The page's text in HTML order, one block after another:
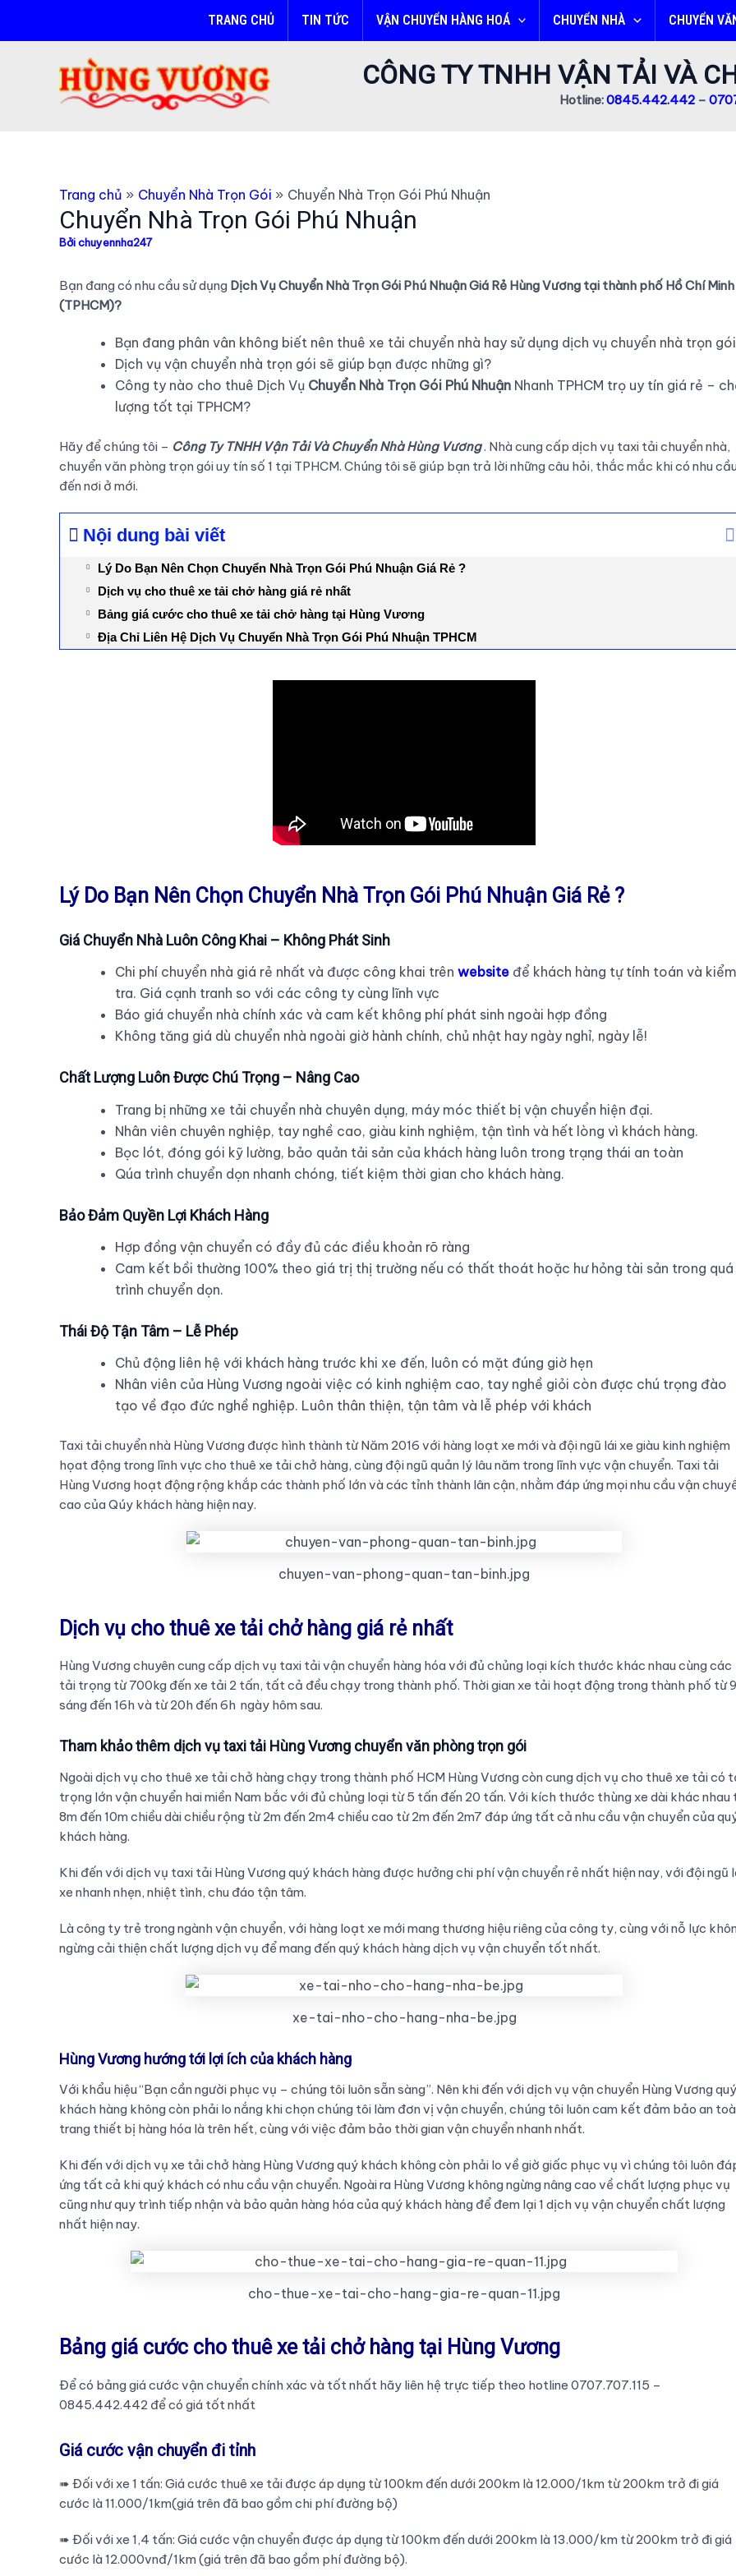
TRANG CHỦ TIN TỨC VẬN CHUYỂN HÀNG HOÁ CHUYỂN NHÀ CHUYỂN
CÔNG TY TNHH VẬN TẢI VÀ
Hotline:0845.442.442–
Trang chủ Chuyển Nhà Trọn Gói Chuyển Nhà Trọn Gói Phú Nhuận
Chuyển Nhà Trọn Gói Phú Nhuận
Bởichuyennha247
Bạn đang có nhu cầu sử dụng Dịch Vụ Chuyển Nhà Trọn Gói Phú Nhuận Giá Rẻ Hùng Vương tại thành phố Hồ Chí Minh
(TPHCM)?
Bạn đang phân vân không biết nên thuê xe tải chuyển nhà hay sử dụng dịch vụ chuyển nhà trọn
Dịch vụ vận chuyển nhà trọn gói sẽ giúp bạn được những gì?
Công ty nào cho thuê Dịch Vụ Chuyển Nhà Trọn Gói Phú Nhuận Nhanh TPHCM trọ uy tín giá rẻ –
lượng tốt tại TPHCM?
Hãy để chúng tôi – Công Ty TNHH Vận Tải Và Chuyển Nhà Hùng Vương. Nhà cung cấp dịch vụ taxi tải chuyển nhà,
chuyển văn phòng trọn gói uy tín số 1 tại TPHCM. Chúng tôi sẽ giúp bạn trả lời những câu hỏi, thắc mắc khi có nhu
đến nơi ở mới.
Nội dung bài viết
Lý Do Bạn Nên Chọn Chuyển Nhà Trọn Gói Phú Nhuận Giá Rẻ ?
Dịch vụ cho thuê xe tải chở hàng giá rẻ nhất
Bảng giá cước cho thuê xe tải chở hàng tại Hùng Vương
Địa Chỉ Liên Hệ Dịch Vụ Chuyển Nhà Trọn Gói Phú Nhuận TPHCM
Lý Do Bạn Nên Chọn Chuyển Nhà Trọn Gói Phú Nhuận Giá Rẻ ?
Giá Chuyển Nhà Luôn Công Khai – Không Phát Sinh
Chi phí chuyển nhà giá rẻ nhất và được công khai trên website để khách hàng tự tính toán và kiểm
tra. Giá cạnh tranh so với các công ty cùng lĩnh vực
Báo giá chuyển nhà chính xác và cam kết không phí phát sinh ngoài hợp đồng
Không tăng giá dù chuyển nhà ngoài giờ hành chính, chủ nhật hay ngày nghỉ, ngày lễ!
Chất Lượng Luôn Được Chú Trọng – Nâng Cao
Trang bị những xe tải chuyển nhà chuyên dụng, máy móc thiết bị vận chuyển hiện đại.
Nhân viên chuyên nghiệp, tay nghề cao, giàu kinh nghiệm, tận tình và hết lòng vì khách hàng.
Bọc lót, đóng gói kỹ lường, bảo quản tải sản của khách hàng luôn trong trạng thái an toàn
Qúa trình chuyển dọn nhanh chóng, tiết kiệm thời gian cho khách hàng.
Bảo Đảm Quyền Lợi Khách Hàng
Hợp đồng vận chuyển có đầy đủ các điều khoản rõ ràng
Cam kết bồi thường 100% theo giá trị thị trường nếu có thất thoát hoặc hư hỏng tài sản trong quá
trình chuyển dọn.
Thái Độ Tận Tâm – Lễ Phép
Chủ động liên hệ với khách hàng trước khi xe đến, luôn có mặt đúng giờ hẹn
Nhân viên của Hùng Vương ngoài việc có kinh nghiệm cao, tay nghề giỏi còn được chú trọng đào
tạo về đạo đức nghề nghiệp. Luôn thân thiện, tận tâm và lễ phép với khách
Taxi tải chuyển nhà Hùng Vương được hình thành từ Năm 2016 với hàng loạt xe mới và đội ngũ lái xe giàu kinh nghiệm
họat động trong lĩnh vực cho thuê xe tải chở hàng, cùng đội ngũ quản lý lâu năm trong lĩnh vực vận chuyển. Taxi tải
Hùng Vương hoạt động rộng khắp các thành phố lớn và các tỉnh thành lân cận, nhằm đáp ứng mọi nhu cầu vận
cao của Qúy khách hàng hiện nay.
chuyen-van-phong-quan-tan-binh.jpg
Dịch vụ cho thuê xe tải chở hàng giá rẻ nhất
Hùng Vương chuyên cung cấp dịch vụ taxi tải vận chuyển hàng hóa với đủ chủng loại kích thước khác nhau cùng các
tải trọng từ 700kg đến xe tải 2 tấn, tất cả đều chạy trong thành phố. Thời gian xe tải hoạt động trong thành phố từ
sáng đến 16h và từ 20h đến 6h ngày hôm sau.
Tham khảo thêm dịch vụ taxi tải Hùng Vương chuyển văn phòng trọn gói
Ngoài dịch vụ cho thuê xe tải chở hàng chạy trong thành phố HCM Hùng Vương còn cung dịch vụ cho thuê xe tải có
trọng lớn vận chuyển hai miền Nam bắc với đủ chủng loại từ 5 tấn đến 20 tấn. Với kích thước thùng xe dài khác nhau
8m đến 10m chiều dài chiều rộng từ 2m đến 2m4 chiều cao từ 2m đến 2m7 đáp ứng tất cả nhu cầu vận chuyển của
khách hàng.
Khi đến với dịch vụ taxi tải Hùng Vương quý khách hàng được hưởng chi phí vận chuyển rẻ nhất hiện nay, với đội ngũ
xe nhanh nhẹn, nhiệt tình, chu đáo tận tâm.
Là công ty trẻ trong ngành vận chuyển, với hàng loạt xe mới mang thương hiệu riêng của công ty, cùng với nỗ lực
ngừng cải thiện chất lượng dịch vụ để mang đến quý khách hàng dịch vụ vận chuyển tốt nhất.
xe-tai-nho-cho-hang-nha-be.jpg
Hùng Vương hướng tới lợi ích của khách hàng
Với khẩu hiệu “Bạn cần người phục vụ – chúng tôi luôn sẵn sàng”. Nên khi đến với dịch vụ vận chuyển Hùng Vương quý
khách hàng không còn phải lo nắng khi chọn chúng tôi làm đơn vị vận chuyển, chúng tôi luôn cam kết đảm bảo an
trang thiết bị hàng hóa là trên hết, cùng với việc đảm bảo thời gian vận chuyển nhanh nhất.
Khi đến với dịch vụ xe tải chở hàng Hùng Vương quý khách không còn phải lo về giờ giấc phục vụ vì chúng tôi luôn
ứng tất cả khi quý khách có nhu cầu vận chuyển. Ngoài ra Hùng Vương không ngừng nâng cao về chất lượng phục vụ
cũng như quy trình tiếp nhận và bảo quản hàng hóa của quý khách hàng để đem lại 1 dịch vụ vận chuyển chất lượng
nhất hiện nay.
cho-thue-xe-tai-cho-hang-gia-re-quan-11.jpg
Bảng giá cước cho thuê xe tải chở hàng tại Hùng Vương
Để có bảng giá cước vận chuyển chính xác và tốt nhất hãy liên hệ trực tiếp theo hotline 0707.707.115 –
0845.442.442 để có giá tốt nhất
Giá cước vận chuyển đi tỉnh
➠ Đối với xe 1 tấn: Giá cước thuê xe tải được áp dụng từ 100km đến dưới 200km là 12.000/1km từ 200km trở đi giá
cước là 11.000/1km(giá trên đã bao gồm chi phí đường bộ)
➠ Đối với xe 1,4 tấn: Giá cước vận chuyển được áp dụng từ 100km đến dưới 200km là 13.000/km từ 200km trở đi giá
cước là 12.000vnđ/1km (giá trên đã bao gồm phí đường bộ).